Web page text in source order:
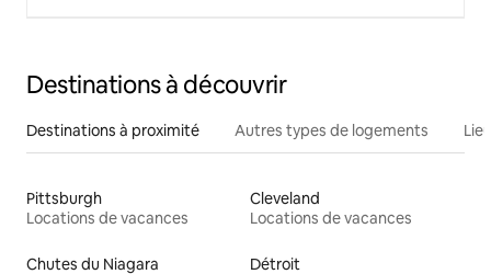
Destinations à découvrir
Destinations à proximité Autres types de logements
Pittsburgh
Locations de vacances
Cleveland
Locations de vacances
Chutes du Niagara
Détroit